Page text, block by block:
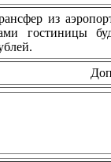
из
гостиницы